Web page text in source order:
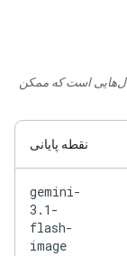
است که ممکن
نقطه پایانی
gemini-
3.1-
flash-
image